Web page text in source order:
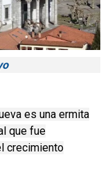
es una ermita
que fue
crecimiento